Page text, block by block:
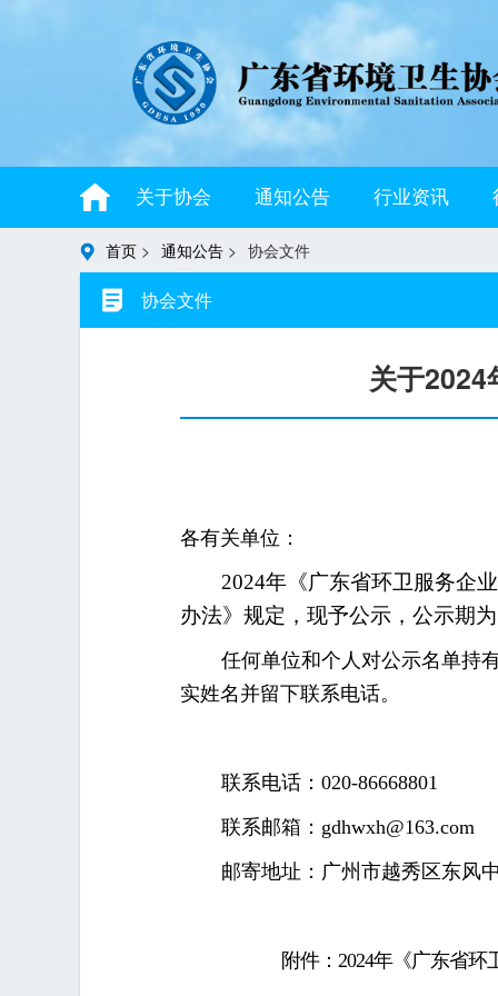
关于协会 通知公告 行业资讯
首页 > 通知公告 > 协会文件
协会文件
关于
各有关单位：
2024年《广东省环卫服务企
办法》规定，现予公示，公示期
任何单位和个人对公示名单持
实姓名并留下联系电话。
联系电话：020-86668801
联系邮箱：gdhwxh@163.com
邮寄地址：广州市越秀区东风
附件：2024年《广东省